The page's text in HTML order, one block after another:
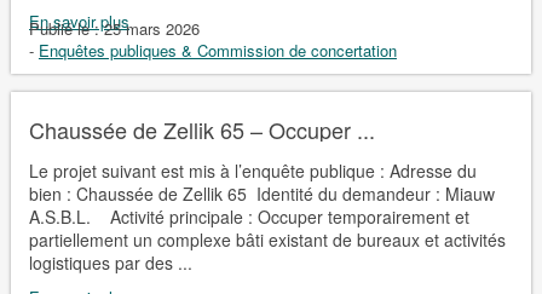
En savoir plus
Publié le :25 mars 2026
- Enquêtes publiques & Commission de concertation
Chaussée de Zellik 65 – Occuper ...
Le projet suivant est mis à l’enquête publique : Adresse du
bien : Chaussée de Zellik 65 Identité du demandeur : Miauw
A.S.B.L. Activité principale : Occuper temporairement et
partiellement un complexe bâti existant de bureaux et activités
logistiques par des ...